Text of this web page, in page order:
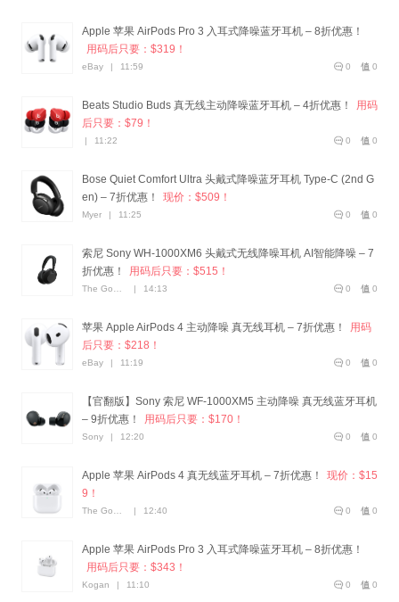
Apple 苹果 AirPods Pro 3 入耳式降噪蓝牙耳机 – 8折优惠！
用码后只要：$319！
0
0
eBay | 11:59
Beats Studio Buds 真无线主动降噪蓝牙耳机 – 4折优惠！
用码
后只要：$79！
0
0
| 11:22
Bose Quiet Comfort Ultra 头戴式降噪蓝牙耳机 Type-C (2nd G
en) – 7折优惠！
现价：$509！
0
0
Myer | 11:25
索尼 Sony WH-1000XM6 头戴式无线降噪耳机 AI智能降噪 – 7
折优惠！
用码后只要：$515！
0
0
| 14:13
苹果 Apple AirPods 4 主动降噪 真无线耳机 – 7折优惠！
用码
后只要：$218！
0
0
eBay | 11:19
【官翻版】Sony 索尼 WF-1000XM5 主动降噪 真无线蓝牙耳机
– 9折优惠！
用码后只要：$170！
0
0
Sony | 12:20
Apple 苹果 AirPods 4 真无线蓝牙耳机 – 7折优惠！
现价：$15
9！
0
0
| 12:40
Apple 苹果 AirPods Pro 3 入耳式降噪蓝牙耳机 – 8折优惠！
用码后只要：$343！
0
0
Kogan | 11:10